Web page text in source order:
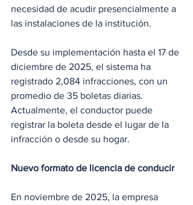
necesidad de acudir presencialmente a
las instalaciones de la institución.
Desde su implementación hasta el 17 de
diciembre de 2025, el sistema ha
registrado 2,084 infracciones, con un
promedio de 35 boletas diarias.
Actualmente, el conductor puede
registrar la boleta desde el lugar de la
infracción o desde su hogar.
Nuevo formato de licencia de conducir
En noviembre de 2025, la empresa